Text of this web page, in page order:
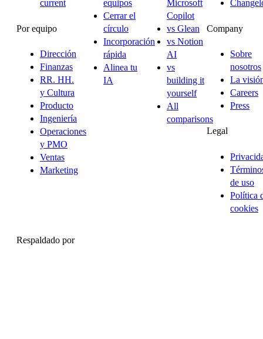
current
Por equipo
Dirección
Finanzas
RR. HH.
y Cultura
Producto
Ingeniería
Operaciones
y PMO
Ventas
Marketing
equipos
Cerrar el
círculo
Incorporación
rápida
Alinea tu
IA
Microsoft
Copilot
vs Glean
vs Notion
AI
vs
building it
yourself
All
comparisons
Company
Sobre
nosotros
La
Careers
Press
Legal
de uso
Política
cookies
Respaldado por